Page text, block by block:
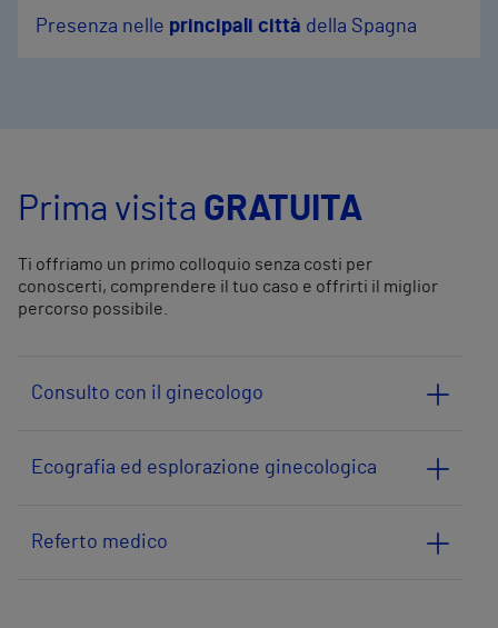
Presenza nelle principali città della Spagna
Prima visita GRATUITA
Ti offriamo un primo colloquio senza costi per
conoscerti, comprendere il tuo caso e offrirti il miglior
percorso possibile.
Consulto con il ginecologo
Ecografia ed esplorazione ginecologica
Referto medico